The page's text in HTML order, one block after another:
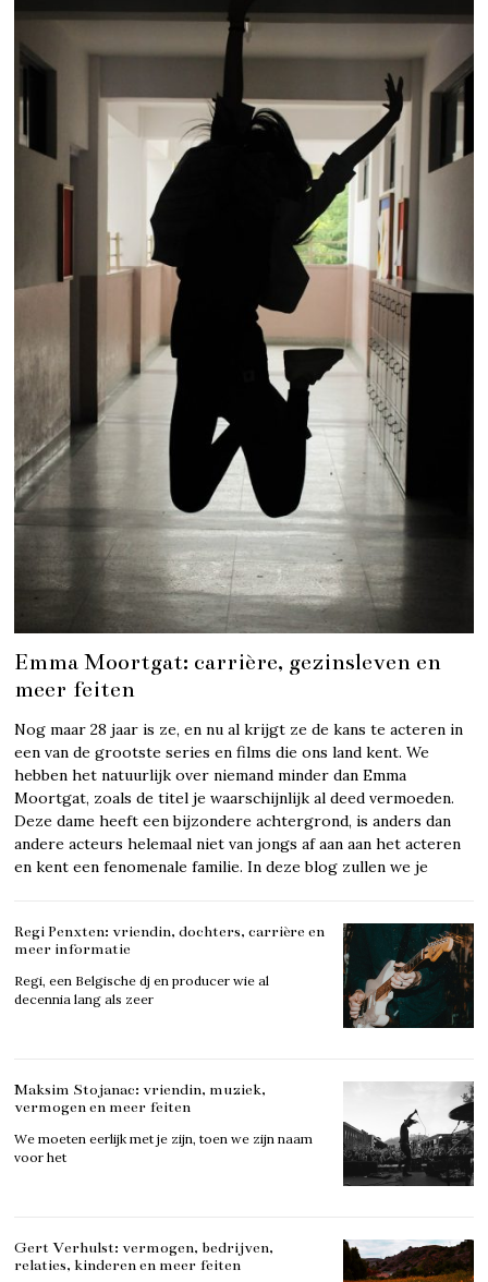
Emma Moortgat: carrière, gezinsleven en
meer feiten
Nog maar 28 jaar is ze, en nu al krijgt ze de kans te acteren in
een van de grootste series en films die ons land kent. We
hebben het natuurlijk over niemand minder dan Emma
Moortgat, zoals de titel je waarschijnlijk al deed vermoeden.
Deze dame heeft een bijzondere achtergrond, is anders dan
andere acteurs helemaal niet van jongs af aan aan het acteren
en kent een fenomenale familie. In deze blog zullen we je
Regi Penxten: vriendin, dochters, carrière en
meer informatie
Regi, een Belgische dj en producer wie al
decennia lang als zeer
Maksim Stojanac: vriendin, muziek,
vermogen en meer feiten
We moeten eerlijk met je zijn, toen we zijn naam
voor het
Gert Verhulst: vermogen, bedrijven,
relaties, kinderen en meer feiten